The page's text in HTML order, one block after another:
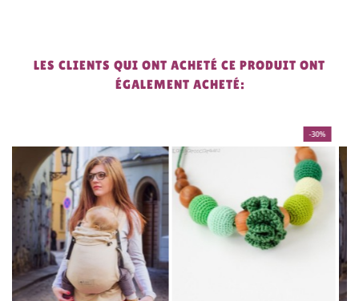
LES CLIENTS QUI ONT ACHETÉ CE PRODUIT ONT
ÉGALEMENT ACHETÉ: